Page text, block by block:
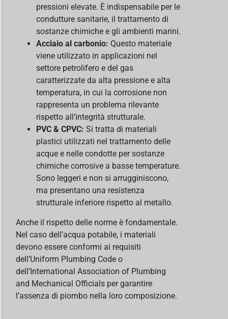
pressioni elevate. È indispensabile per le
condutture sanitarie, il trattamento di
sostanze chimiche e gli ambienti marini.
Acciaio al carbonio: Questo materiale
viene utilizzato in applicazioni nel
settore petrolifero e del gas
caratterizzate da alta pressione e alta
temperatura, in cui la corrosione non
rappresenta un problema rilevante
rispetto all’integrità strutturale.
PVC & CPVC: Si tratta di materiali
plastici utilizzati nel trattamento delle
acque e nelle condotte per sostanze
chimiche corrosive a basse temperature.
Sono leggeri e non si arrugginiscono,
ma presentano una resistenza
strutturale inferiore rispetto al metallo.
Anche il rispetto delle norme è fondamentale.
Nel caso dell’acqua potabile, i materiali
devono essere conformi ai requisiti
dell’Uniform Plumbing Code o
dell’International Association of Plumbing
and Mechanical Officials per garantire
l’assenza di piombo nella loro composizione.